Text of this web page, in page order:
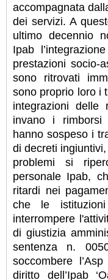
accompagnata
dei servizi. A
ultimo decennio
Ipab
prestazioni socio-
sono ritrovati
sono proprio loro i
integrazioni delle
invano i
hanno sospeso i
di decreti
problemi si
personale Ipab,
ritardi nei
che le
interrompere
di giustizia
sentenza n.
soccombere
diritto dell’Ipab